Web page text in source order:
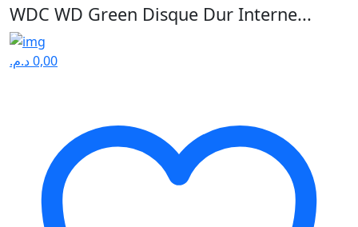
WDC WD Green Disque Dur Interne...
0,00د.م.